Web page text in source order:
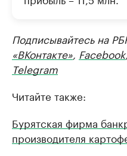
Подписывайтесь на
«ВКонтакте» Facebook,
Telegram
Читайте также:
Бурятская фирма
производителя